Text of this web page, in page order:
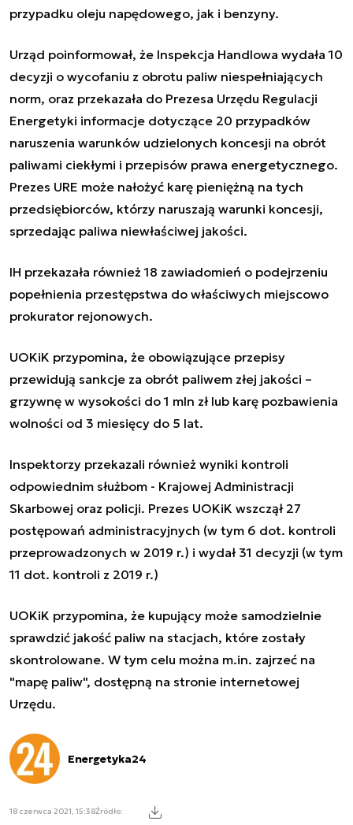
przypadku oleju napędowego, jak i benzyny.
Urząd poinformował, że Inspekcja Handlowa wydała 10
decyzji o wycofaniu z obrotu paliw niespełniających
norm, oraz przekazała do Prezesa Urzędu Regulacji
Energetyki informacje dotyczące 20 przypadków
naruszenia warunków udzielonych koncesji na obrót
paliwami ciekłymi i przepisów prawa energetycznego.
Prezes URE może nałożyć karę pieniężną na tych
przedsiębiorców, którzy naruszają warunki koncesji,
sprzedając paliwa niewłaściwej jakości.
IH przekazała również 18 zawiadomień o podejrzeniu
popełnienia przestępstwa do właściwych miejscowo
prokurator rejonowych.
UOKiK przypomina, że obowiązujące przepisy
przewidują sankcje za obrót paliwem złej jakości –
grzywnę w wysokości do 1 mln zł lub karę pozbawienia
wolności od 3 miesięcy do 5 lat.
Inspektorzy przekazali również wyniki kontroli
odpowiednim służbom - Krajowej Administracji
Skarbowej oraz policji. Prezes UOKiK wszczął 27
postępowań administracyjnych (w tym 6 dot. kontroli
przeprowadzonych w 2019 r.) i wydał 31 decyzji (w tym
11 dot. kontroli z 2019 r.)
UOKiK przypomina, że kupujący może samodzielnie
sprawdzić jakość paliw na stacjach, które zostały
skontrolowane. W tym celu można m.in. zajrzeć na
"mapę paliw", dostępną na stronie internetowej
Urzędu.
Energetyka24
18 czerwca 2021, 15:38Źródło: